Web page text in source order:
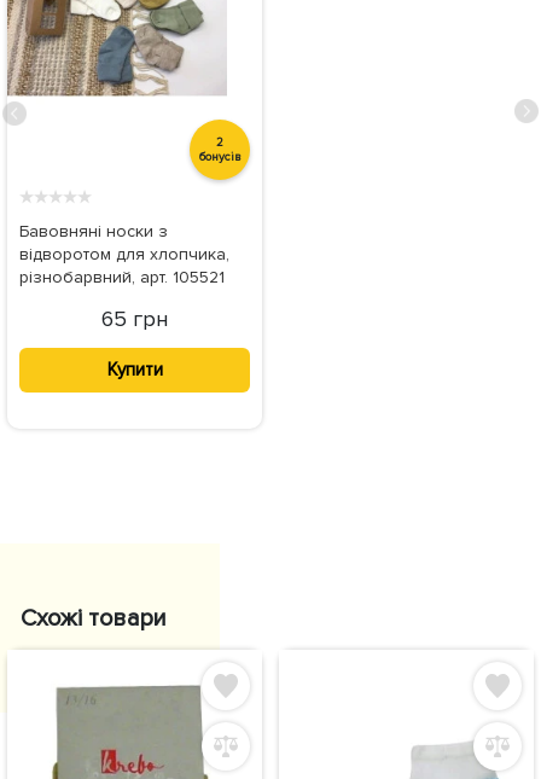
2
бонусів
★★★★★
Бавовняні носки з
відворотом для хлопчика,
різнобарвний, арт. 105521
65 грн
Купити
Схожі товари